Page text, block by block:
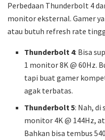
Perbedaan Thunderbolt 4
monitor eksternal. Gamer
atau butuh refresh rate
Thunderbolt 4: Bisa
1 monitor 8K @ 60Hz.
tapi buat gamer
agak terbatas.
Thunderbolt 5: Nah, di
monitor 4K @ 144Hz,
Bahkan bisa tembus